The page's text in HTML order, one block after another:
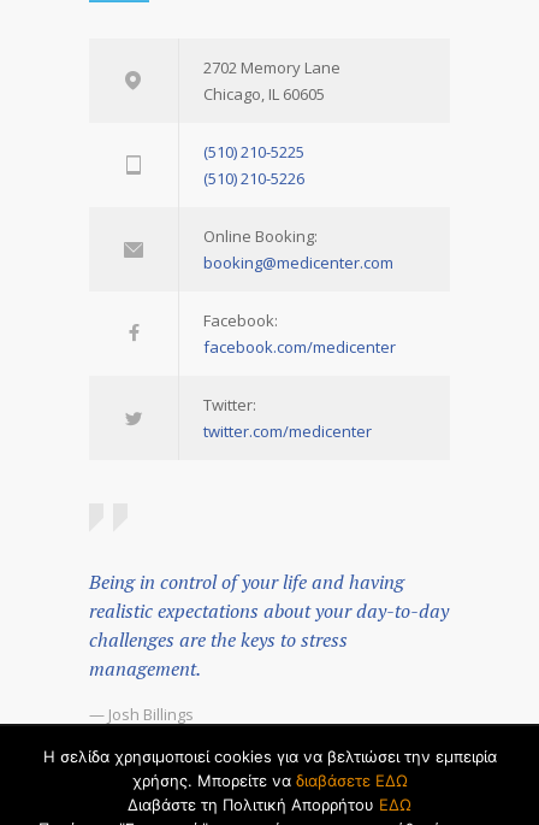
2702 Memory Lane
Chicago, IL 60605
(510) 210-5225
(510) 210-5226
Online Booking:
booking@medicenter.com
Facebook:
facebook.com/medicenter
Twitter:
twitter.com/medicenter
Being in control of your life and having
realistic expectations about your day-to-day
challenges are the keys to stress
management.
— Josh Billings
© 2026 byDualsoft
Η σελίδα χρησιμοποιεί cookies για να βελτιώσει την εμπειρία
χρήσης. Μπορείτε να διαβάσετε ΕΔΩ
Διαβάστε τη Πολιτική Απορρήτου ΕΔΩ